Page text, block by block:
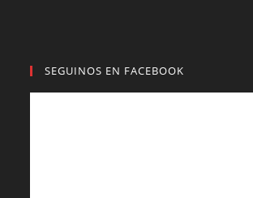
SEGUINOS EN FACEBOOK